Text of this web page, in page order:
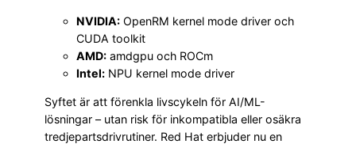
NVIDIA: OpenRM kernel mode driver och
CUDA toolkit
AMD: amdgpu och ROCm
Intel: NPU kernel mode driver
Syftet är att förenkla livscykeln för AI/ML-
lösningar – utan risk för inkompatibla eller osäkra
tredjepartsdrivrutiner. Red Hat erbjuder nu en